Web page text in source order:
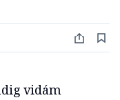
vidám